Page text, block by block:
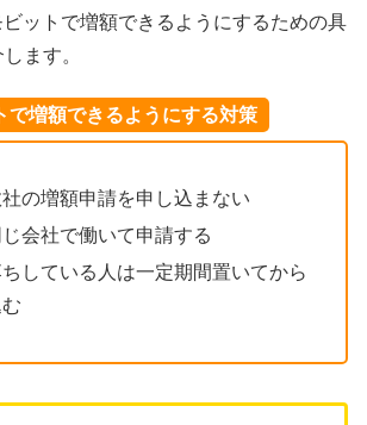
ットで増額できるようにするための具
ます。
で増額できるようにする対策
の増額申請を申し込まない
会社で働いて申請する
している人は一定期間置いてから